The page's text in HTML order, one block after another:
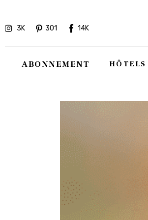
3K 301 14K
ABONNEMENT HÔTELS
Gastronomie
Recettes